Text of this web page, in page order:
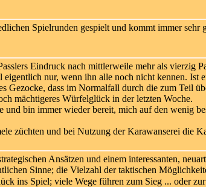
Spielrunden gespielt und kommt immer sehr
Eindruck nach mittlerweile mehr als vierzig
eigentlich nur, wenn ihn alle noch nicht kennen. Ist
Gezocke, dass im Normalfall durch die zum Teil
mächtigeres Würfelglück in der letzten Woche.
und bin immer wieder bereit, mich auf den wenig
züchten und bei Nutzung der Karawanserei die
Ansätzen und einem interessanten,
Sinne; die Vielzahl der taktischen
ins Spiel; viele Wege führen zum Sieg ... oder